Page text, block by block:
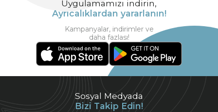
Sosyal Medyada
Bizi Takip Edin!
Uygulamamızı indirin,
Ayrıcalıklardan yararlanın!
Kampanyalar, indirimler ve
daha fazlası!